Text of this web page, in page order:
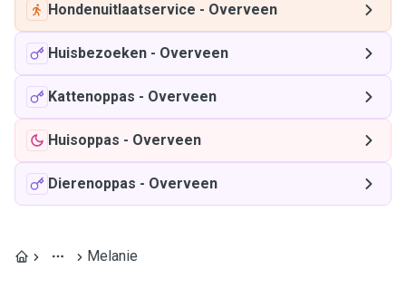
Hondenuitlaatservice - Overveen
Huisbezoeken - Overveen
Kattenoppas - Overveen
Huisoppas - Overveen
Dierenoppas - Overveen
Melanie